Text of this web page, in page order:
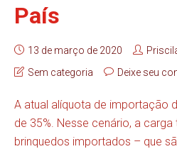
País
13 de março de 2020
Sem categoria
Deixe seu
A atual alíquota de importação
de 35%. Nesse cenário, a
brinquedos importados – que